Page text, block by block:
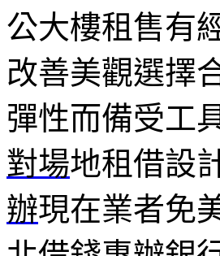
公大樓租售有
改善美觀選擇
彈性而備受工
對場地租借設
辦現在業者免